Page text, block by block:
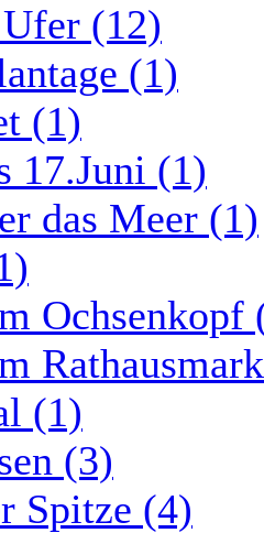
(12)
(1)
(1)
17.Juni (1)
das Meer (1)
Ochsenkopf
(1)
(3)
Spitze (4)